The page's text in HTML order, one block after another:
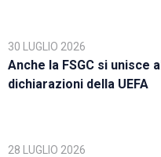
30 LUGLIO 2026
Anche la FSGC si unisce
dichiarazioni della UEFA
28 LUGLIO 2026